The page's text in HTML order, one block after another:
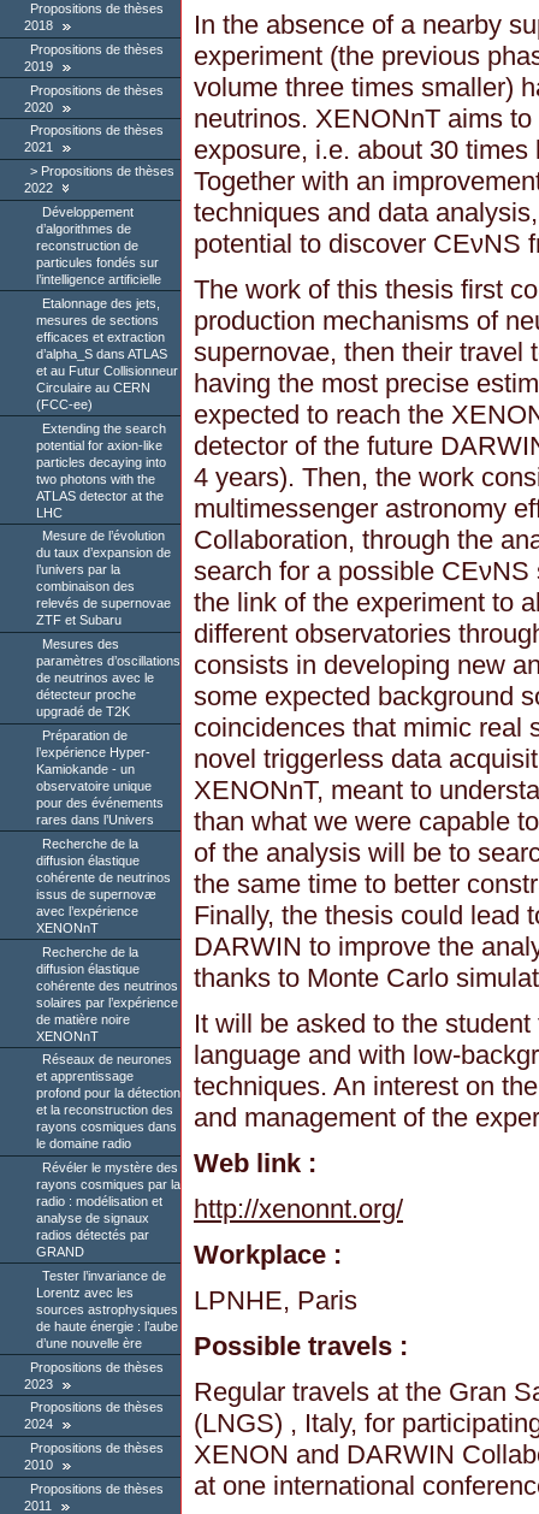
Propositions de thèses
2018
Propositions de thèses
2019
Propositions de thèses
2020
Propositions de thèses
2021
Propositions de thèses
2022
Développement
d’algorithmes de
reconstruction de
particules fondés sur
l’intelligence artificielle
Etalonnage des jets,
mesures de sections
efficaces et extraction
d’alpha_S dans ATLAS
et au Futur Collisionneur
Circulaire au CERN
(FCC-ee)
Extending the search
potential for axion-like
particles decaying into
two photons with the
ATLAS detector at the
LHC
Mesure de l’évolution
du taux d’expansion de
l’univers par la
combinaison des
relevés de supernovae
ZTF et Subaru
Mesures des
paramètres d’oscillations
de neutrinos avec le
détecteur proche
upgradé de T2K
Préparation de
l’expérience Hyper-
Kamiokande - un
observatoire unique
pour des événements
rares dans l’Univers
Recherche de la
diffusion élastique
cohérente de neutrinos
issus de supernovæ
avec l’expérience
XENONnT
Recherche de la
diffusion élastique
cohérente des neutrinos
solaires par l’expérience
de matière noire
XENONnT
Réseaux de neurones
et apprentissage
profond pour la détection
et la reconstruction des
rayons cosmiques dans
le domaine radio
Révéler le mystère des
rayons cosmiques par la
radio : modélisation et
analyse de signaux
radios détectés par
GRAND
Tester l’invariance de
Lorentz avec les
sources astrophysiques
de haute énergie : l’aube
d’une nouvelle ère
Propositions de thèses
2023
Propositions de thèses
2024
Propositions de thèses
2010
Propositions de thèses
2011
In the absence of a nearby
experiment (the previous
volume three times smaller)
neutrinos. XENONnT aims
exposure, i.e. about 30
Together with an
techniques and data
potential to discover CEνNS
The work of this thesis first
production mechanisms of
supernovae, then their travel
having the most precise
expected to reach the
detector of the future
4 years). Then, the work
multimessenger astronomy
Collaboration, through the
search for a possible
the link of the experiment to
different observatories
consists in developing new
some expected background
coincidences that mimic real
novel triggerless data
XENONnT, meant to
than what we were capable
of the analysis will be to
the same time to better
Finally, the thesis could lead
DARWIN to improve the
thanks to Monte Carlo
It will be asked to the
language and with low-
techniques. An interest on
and management of the
Web link :
http://xenonnt.org/
Workplace :
LPNHE, Paris
Possible travels :
Regular travels at the Gran
(LNGS) , Italy, for
XENON and DARWIN
at one international